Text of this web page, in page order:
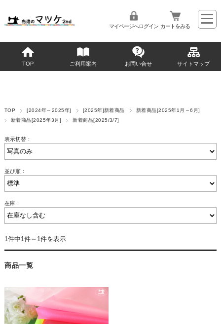
マイページへログイン カートをみる
TOP ご利用案内 お問い合せ サイトマップ
TOP [2024年～2025年] [2025年]新着商品
新着商品[2025年1月～6月]
新着商品[2025年3月]
新着商品[2025/3/7]
表示切替：
並び順：
在庫：
1件中1件～1件を表示
商品一覧